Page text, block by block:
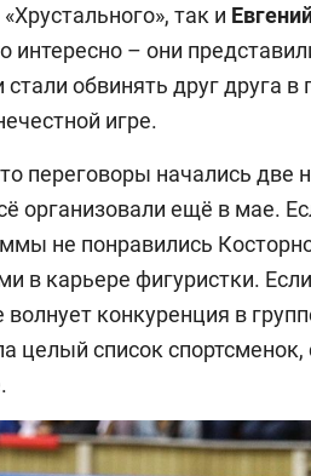
так и
интересно – они
обвинять друг друга
игре.
переговоры начались две
организовали ещё в мае.
не понравились
в карьере фигуристки.
волнует конкуренция в
целый список